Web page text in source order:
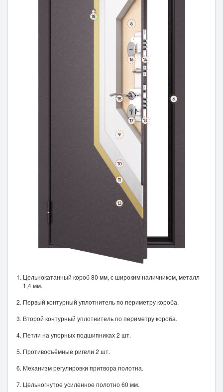
Цельнокатанный короб 80 мм, с широким наличником, металл
1,4 мм.
Первый контурный уплотнитель по периметру короба.
Второй контурный уплотнитель по периметру короба.
Петли на упорных подшипниках 2 шт.
Противосъёмные ригели 2 шт.
Механизм регулировки притвора полотна.
Цельногнутое усиленное полотно 60 мм.